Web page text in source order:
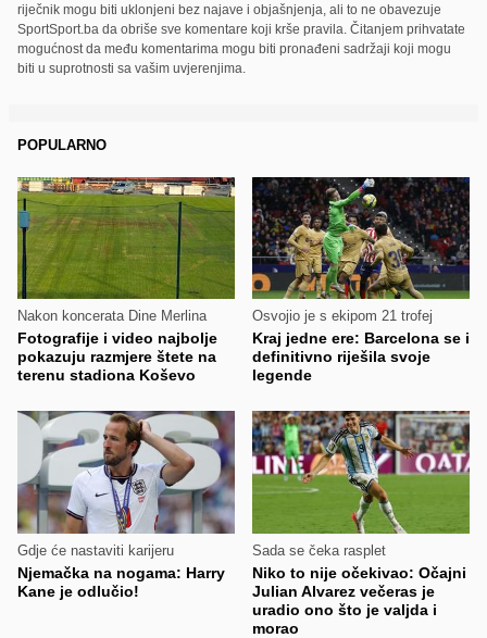
riječnik mogu biti uklonjeni bez najave i objašnjenja, ali to ne obavezuje
SportSport.ba da obriše sve komentare koji krše pravila. Čitanjem prihvatate
mogućnost da među komentarima mogu biti pronađeni sadržaji koji mogu
biti u suprotnosti sa vašim uvjerenjima.
POPULARNO
Nakon koncerata Dine Merlina
Fotografije i video najbolje
pokazuju razmjere štete na
terenu stadiona Koševo
Osvojio je s ekipom 21 trofej
Kraj jedne ere: Barcelona se i
definitivno riješila svoje
legende
Gdje će nastaviti karijeru
Njemačka na nogama: Harry
Kane je odlučio!
Sada se čeka rasplet
Niko to nije očekivao: Očajni
Julian Alvarez večeras je
uradio ono što je valjda i
morao